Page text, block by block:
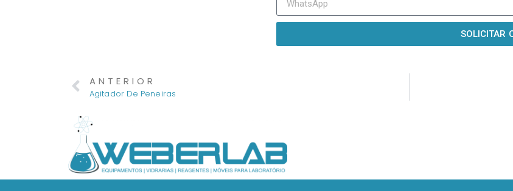
SOLICITAR
ANTERIOR
Agitador De Peneiras